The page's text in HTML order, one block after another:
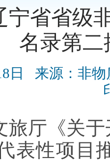
宁省省级
名录第
日
来源：非
旅厅《关
表性项目